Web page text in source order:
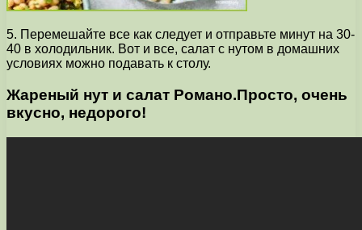
5. Перемешайте все как следует и отправьте минут на 30-
40 в холодильник. Вот и все, салат с нутом в домашних
условиях можно подавать к столу.
Жареный нут и салат Романо.Просто, очень
вкусно, недорого!